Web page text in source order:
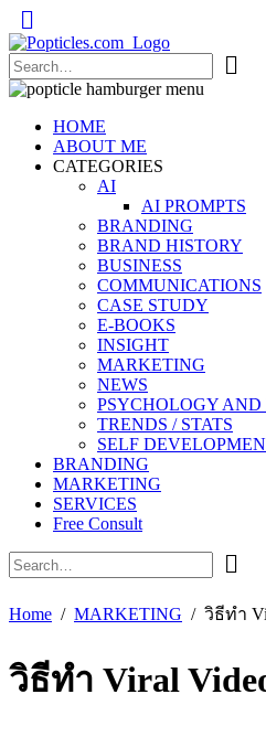
Popticles.com
HOME
ABOUT ME
CATEGORIES
AI
AI PROMPTS
BRANDING
BRAND HISTORY
BUSINESS
COMMUNICATIONS
CASE STUDY
E-BOOKS
INSIGHT
MARKETING
NEWS
PSYCHOLOGY AND
TRENDS / STATS
SELF
BRANDING
MARKETING
SERVICES
Free Consult
Home MARKETING วิธีทำ
วิธีทำ Viral